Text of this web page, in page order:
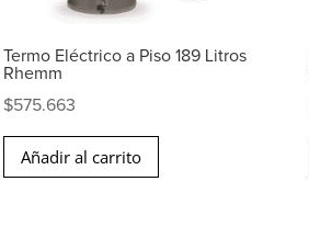
Termo Eléctrico a Piso 189 Litros
Rhemm
$575.663
Añadir al carrito